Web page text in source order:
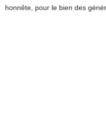
honnête, pour le bien des